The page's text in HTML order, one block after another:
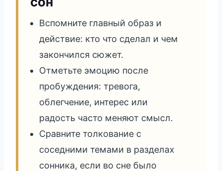
Вспомните главный образ и
действие: кто что сделал и чем
закончился сюжет.
Отметьте эмоцию после
пробуждения: тревога,
облегчение, интерес или
радость часто меняют смысл.
Сравните толкование с
соседними темами в разделах
сонника, если во сне было